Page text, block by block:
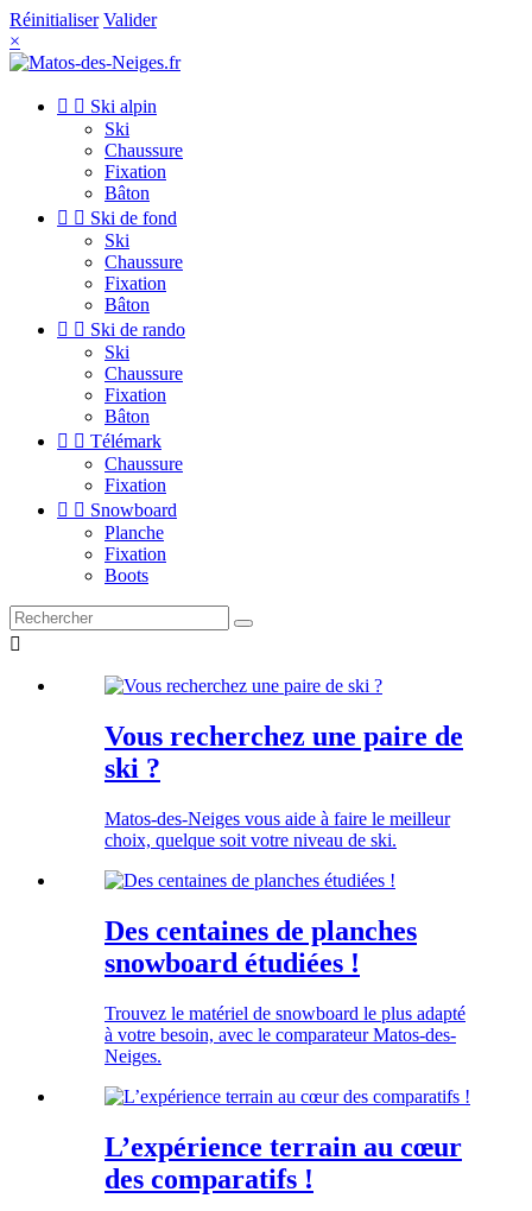
Réinitialiser Valider
×
  Ski alpin
Ski
Chaussure
Fixation
Bâton
  Ski de fond
Ski
Chaussure
Fixation
Bâton
  Ski de rando
Ski
Chaussure
Fixation
Bâton
  Télémark
Chaussure
Fixation
  Snowboard
Planche
Fixation
Boots

Vous recherchez une paire de
ski ?
Matos-des-Neiges vous aide à faire le meilleur
choix, quelque soit votre niveau de ski.
Des centaines de planches
snowboard étudiées !
Trouvez le matériel de snowboard le plus adapté
à votre besoin, avec le comparateur Matos-des-
Neiges.
L’expérience terrain au cœur
des comparatifs !